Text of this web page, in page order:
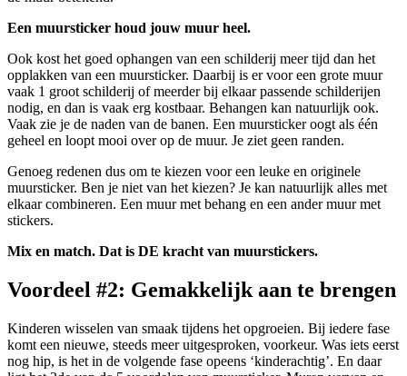
Een muursticker houd jouw muur heel.
Ook kost het goed ophangen van een schilderij meer tijd dan het
opplakken van een muursticker. Daarbij is er voor een grote muur
vaak 1 groot schilderij of meerder bij elkaar passende schilderijen
nodig, en dan is vaak erg kostbaar. Behangen kan natuurlijk ook.
Vaak zie je de naden van de banen. Een muursticker oogt als één
geheel en loopt mooi over op de muur. Je ziet geen randen.
Genoeg redenen dus om te kiezen voor een leuke en originele
muursticker. Ben je niet van het kiezen? Je kan natuurlijk alles met
elkaar combineren. Een muur met behang en een ander muur met
stickers.
Mix en match. Dat is DE kracht van muurstickers.
Voordeel #2: Gemakkelijk aan te brengen
Kinderen wisselen van smaak tijdens het opgroeien. Bij iedere fase
komt een nieuwe, steeds meer uitgesproken, voorkeur. Was iets eerst
nog hip, is het in de volgende fase opeens ‘kinderachtig’. En daar